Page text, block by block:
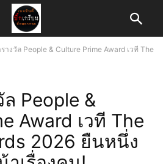
างวัล People & Culture Prime Award เวที The
People &
Award เวที The
2026 ยืนหนึ่ง